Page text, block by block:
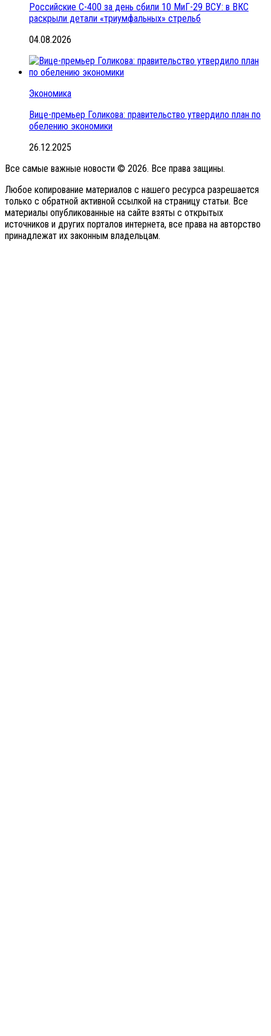
Российские С-400 за день сбили 10 МиГ-29 ВСУ: в ВКС
раскрыли детали «триумфальных» стрельб
04.08.2026
Экономика
Вице-премьер Голикова: правительство утвердило план по
обелению экономики
26.12.2025
Все самые важные новости © 2026. Все права защины.
Любое копирование материалов с нашего ресурса разрешается
только с обратной активной ссылкой на страницу статьи. Все
материалы опубликованные на сайте взяты с открытых
источников и других порталов интернета, все права на авторство
принадлежат их законным владельцам.